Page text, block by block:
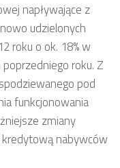
napływające z
udzielonych
roku o ok. 18% w
roku. Z
pod
funkcjonowania
zmiany
nabywców